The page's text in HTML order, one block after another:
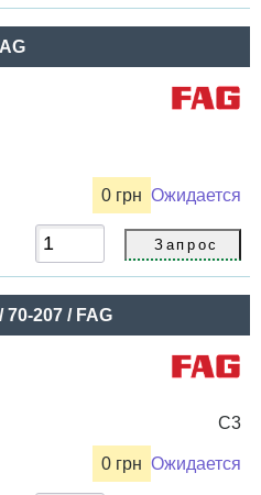
0 грн Ожидается
207 / FAG
C3
0 грн Ожидается